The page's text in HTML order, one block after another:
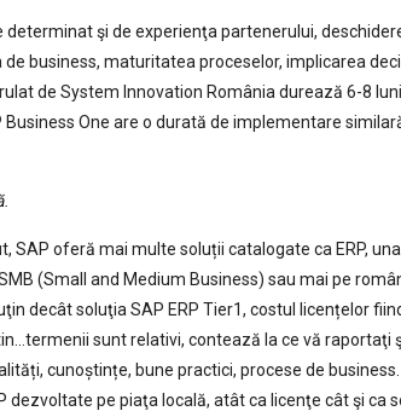
şi de experienţa partenerului,
business, maturitatea proceselor, implicarea
de System Innovation România durează 6-8
One are o durată de implementare
SAP oferă mai multe soluții catalogate ca ERP,
(Small and Medium Business) sau mai pe
decât soluţia SAP ERP Tier1, costul licențelor
sunt relativi, contează la ce vă raportaţi
cunoștințe, bune practici, procese de business.
dezvoltate pe piaţa locală, atât ca licenţe cât şi ca